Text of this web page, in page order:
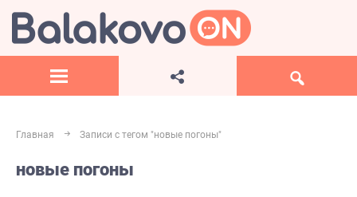
Главная Записи с тегом "новые погоны"
новые погоны